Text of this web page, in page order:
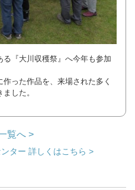
『大川収穫祭』へ今年も参加
った作品を、来場された多く
した。
覧へ >
ター 詳しくはこちら >